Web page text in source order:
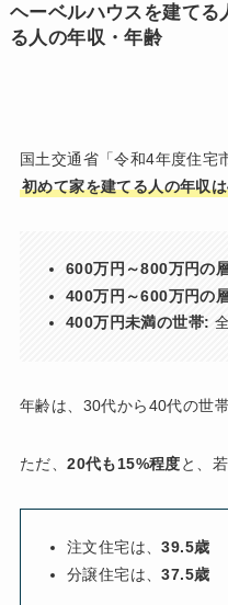
ヘーベルハウスを建てる
る人の年収・年齢
国土交通省「令和4年度住宅
初めて家を建てる人の年収
600万円～800万円の
400万円～600万円の
400万円未満の世帯:
年齢は、30代から40代の世
ただ、20代も15%程度と、
注文住宅は、39.5歳
分譲住宅は、37.5歳